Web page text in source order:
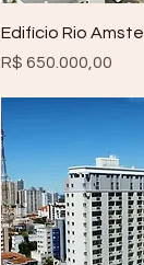
Edifício Rio Amstel
Preço
R$ 650.000,00